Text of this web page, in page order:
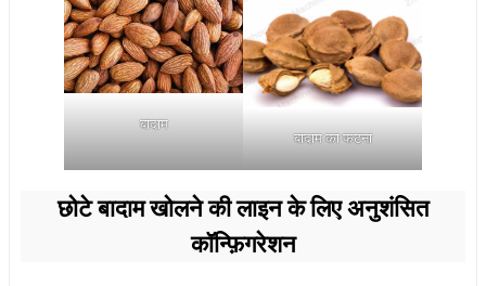
बादाम
बादाम का फटना
छोटे बादाम खोलने की लाइन के लिए अनुशंसित
कॉन्फ़िगरेशन